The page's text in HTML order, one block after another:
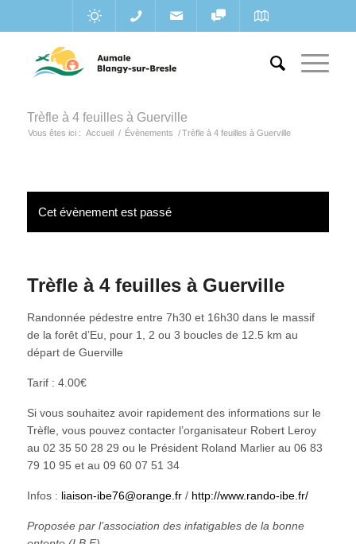
Trèfle à 4 feuilles à Guerville
Vous êtes ici : Accueil / Évènements / Trèfle à 4 feuilles à Guerville
Cet évènement est passé
Trèfle à 4 feuilles à Guerville
Randonnée pédestre entre 7h30 et 16h30 dans le massif
de la forêt d’Eu, pour 1, 2 ou 3 boucles de 12.5 km au
départ de Guerville
Tarif : 4.00€
Si vous souhaitez avoir rapidement des informations sur le
Trèfle, vous pouvez contacter l’organisateur Robert Leroy
au 02 35 50 28 29 ou le Président Roland Marlier au 06 83
79 10 95 et au 09 60 07 51 34
Infos : liaison-ibe76@orange.fr/ http://www.rando-ibe.fr/
Proposée par l’association des infatigables de la bonne